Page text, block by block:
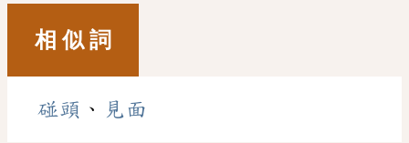
相 似 詞
碰頭 、 見面